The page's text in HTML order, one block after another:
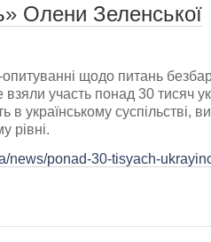
Олени Зеленської
щодо питань
участь понад 30 тисяч
в українському суспільстві,
рівні.
news/ponad-30-tisyach-